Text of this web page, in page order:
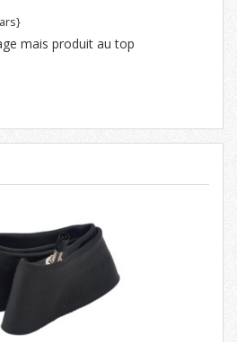
mais produit au top